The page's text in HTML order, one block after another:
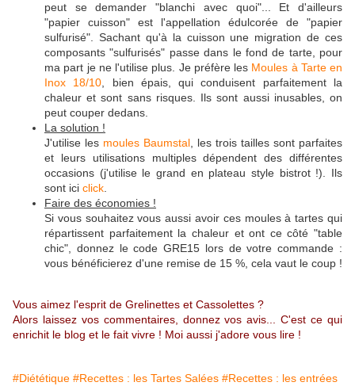
peut se demander "blanchi avec quoi"... Et d'ailleurs
"papier cuisson" est l'appellation édulcorée de "papier
sulfurisé". Sachant qu'à la cuisson une migration de ces
composants "sulfurisés" passe dans le fond de tarte, pour
ma part je ne l'utilise plus. Je préfère les Moules à Tarte en
Inox 18/10 , bien épais, qui conduisent parfaitement la
chaleur et sont sans risques. Ils sont aussi inusables, on
peut couper dedans.
La solution !
J'utilise les moules Baumstal , les trois tailles sont parfaites
et leurs utilisations multiples dépendent des différentes
occasions (j'utilise le grand en plateau style bistrot !). Ils
sont ici click
Faire des économies !
Si vous souhaitez vous aussi avoir ces moules à tartes qui
répartissent parfaitement la chaleur et ont ce côté "table
chic", donnez le code GRE15 lors de votre commande :
vous bénéficierez d'une remise de 15 %, cela vaut le coup !
Vous aimez l'esprit de Grelinettes et Cassolettes ?
Alors laissez vos commentaires, donnez vos avis... C'est ce qui
enrichit le blog et le fait vivre ! Moi aussi j'adore vous lire !
#Diététique #Recettes : les Tartes Salées #Recettes : les entrées